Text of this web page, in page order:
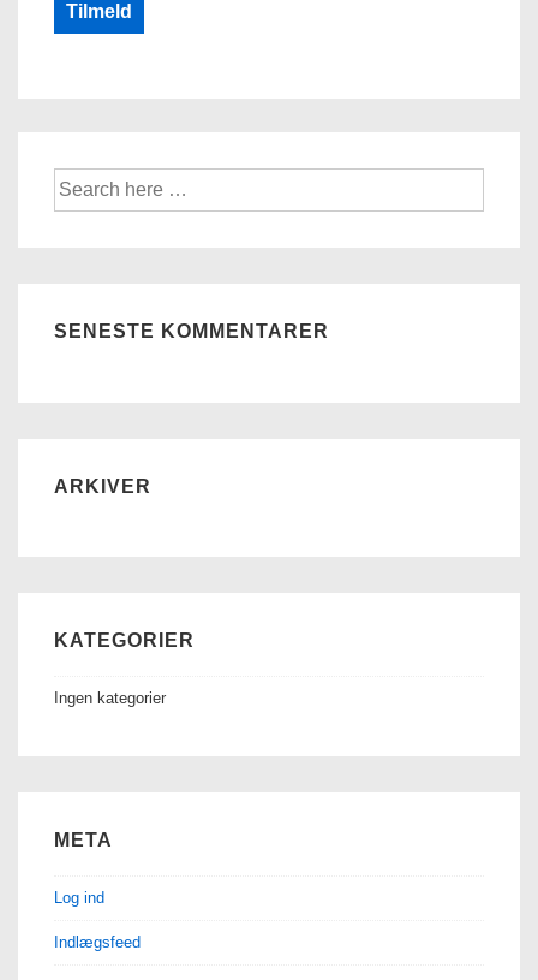
Tilmeld
Søg
efter:
SENESTE KOMMENTARER
ARKIVER
KATEGORIER
Ingen kategorier
META
Log ind
Indlægsfeed